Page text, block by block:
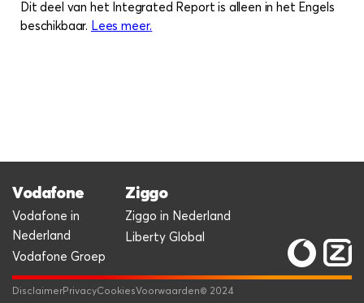
Dit deel van het Integrated Report is alleen in het Engels
beschikbaar. Lees meerover
.
Vodafone
Vodafone in
Nederland
Vodafone Groep
Ziggo
Ziggo in Nederland
Liberty Global
DisclaimerPrivacyCookiesVoorwaarden© 2024